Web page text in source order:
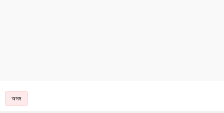
অসম